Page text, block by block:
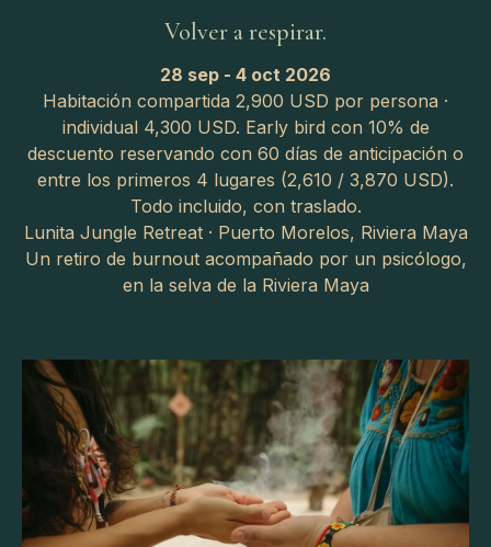
Volver a respirar.
28 sep - 4 oct 2026
Habitación compartida 2,900 USD por persona ·
individual 4,300 USD. Early bird con 10% de
descuento reservando con 60 días de anticipación o
entre los primeros 4 lugares (2,610 / 3,870 USD).
Todo incluido, con traslado.
Lunita Jungle Retreat· Puerto Morelos, Riviera Maya
Un retiro de burnout acompañado por un psicólogo,
en la selva de la Riviera Maya